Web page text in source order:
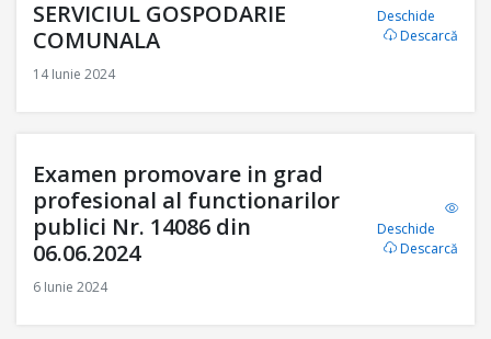
SERVICIUL GOSPODARIE
COMUNALA
14 Iunie 2024
Deschide
Descarcă
Examen promovare in grad
profesional al functionarilor
publici Nr. 14086 din
06.06.2024
6 Iunie 2024
Deschide
Descarcă